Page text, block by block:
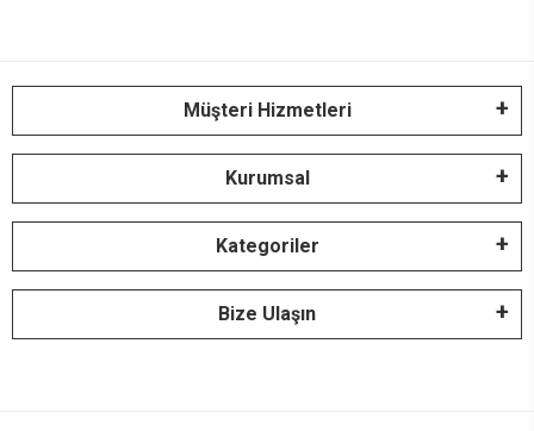
Müşteri Hizmetleri
Kurumsal
Kategoriler
Bize Ulaşın